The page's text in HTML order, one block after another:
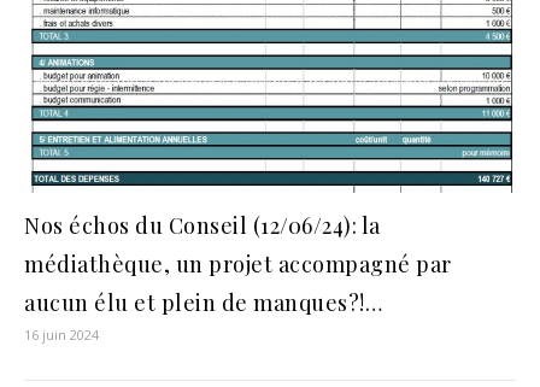
Nos échos du Conseil (12/06/24): la
médiathèque, un projet accompagné par
aucun élu et plein de manques?!…
16 juin 2024